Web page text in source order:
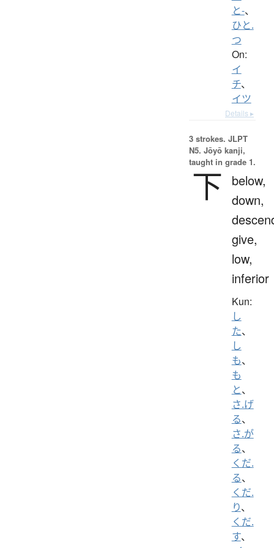
と-、
ひと.
つ
On:
イ
チ、
イツ
Details ▸
3 strokes. JLPT
N5. Jōyō kanji,
taught in grade 1.
下
below,
down,
give,
low,
inferior
Kun:
し
た、
し
も、
も
と、
さ.げ
る、
さ.が
る、
くだ.
る、
くだ.
り、
くだ.
す、